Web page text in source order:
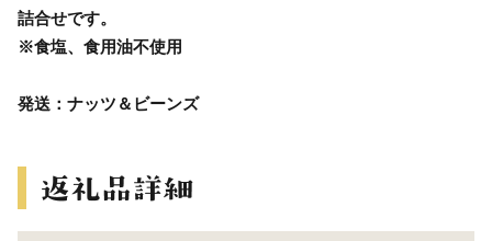
詰合せです。
※食塩、食用油不使用
発送：ナッツ＆ビーンズ